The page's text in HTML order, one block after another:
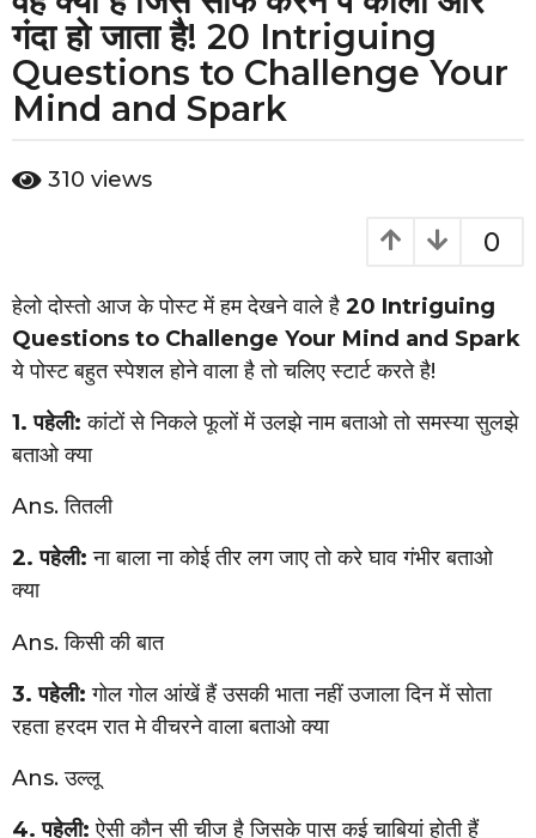
a
r
s
g
o
e
a
r
a
g
गंदा हो जाता है! 20 Intriguing
Questions to Challenge Your
Mind and Spark
y
310 views
0
हेलो दोस्तो आज के पोस्ट में हम देखने वाले है 20 Intriguing
Questions to Challenge Your Mind and Spark
ये पोस्ट बहुत स्पेशल होने वाला है तो चलिए स्टार्ट करते है!
1. पहेली:कांटों से निकले फूलों में उलझे नाम बताओ तो समस्या सुलझे
बताओ क्या
Ans. तितली
2. पहेली: ना बाला ना कोई तीर लग जाए तो करे घाव गंभीर बताओ
क्या
Ans. किसी की बात
3. पहेली:गोल गोल आंखें हैं उसकी भाता नहीं उजाला दिन में सोता
रहता हरदम रात मे वीचरने वाला बताओ क्या
Ans. उल्लू
4. पहेली: ऐसी कौन सी चीज है जिसके पास कई चाबियां होती हैं